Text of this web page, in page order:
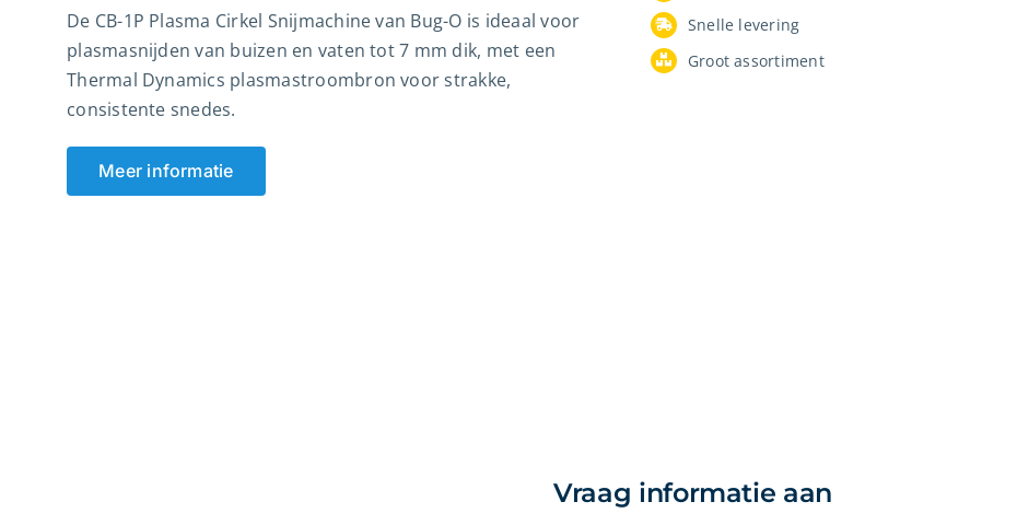
De CB-1P Plasma Cirkel Snijmachine van Bug-O is ideaal voor
plasmasnijden van buizen en vaten tot 7 mm dik, met een
Thermal Dynamics plasmastroombron voor strakke,
consistente snedes.
Meer informatie
Snelle levering
Groot assortiment
Vraag informatie aan